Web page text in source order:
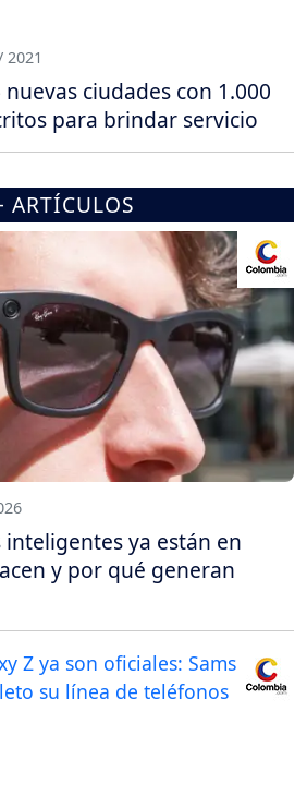
2021
ciudades con 1.000
para brindar servicio
ARTÍCULOS
inteligentes ya están en
y por qué generan